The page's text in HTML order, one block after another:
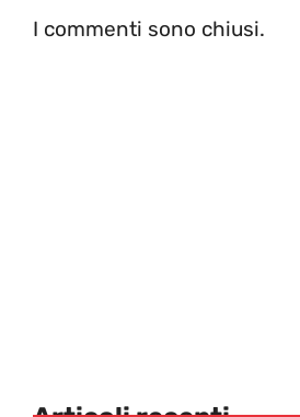
I commenti sono chiusi.